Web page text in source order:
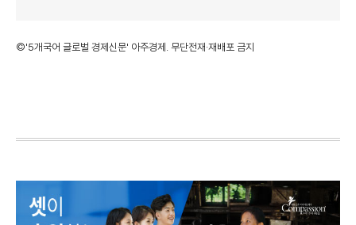
©'5개국어 글로벌 경제신문' 아주경제. 무단전재·재배포 금지